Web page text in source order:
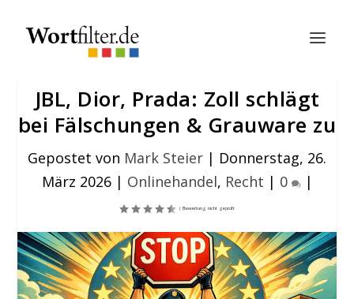
JBL, Dior, Prada: Zoll schlägt
bei Fälschungen & Grauware zu
Gepostet von Mark Steier | Donnerstag, 26.
März 2026| Onlinehandel, Recht | 0 |